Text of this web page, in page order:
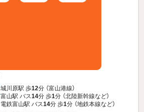
城川原駅 歩12分 （富山港線）
富山駅 バス14分 歩1分 （北陸新幹線など）
電鉄富山駅 バス14分 歩1分 （地鉄本線など）